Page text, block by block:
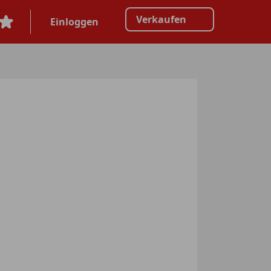
Einloggen Verkaufen